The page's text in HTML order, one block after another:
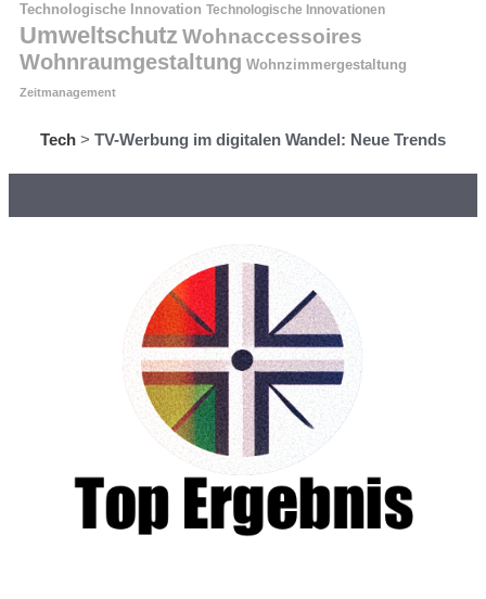
Technologische Innovation Technologische Innovationen
Umweltschutz Wohnaccessoires
Wohnraumgestaltung Wohnzimmergestaltung
Zeitmanagement
Tech > TV-Werbung im digitalen Wandel: Neue Trends